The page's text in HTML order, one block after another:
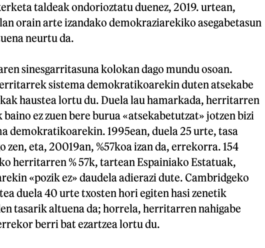
taldeak ondorioztatu duenez, 2019. urtean,
orain arte izandako demokraziarekiko asegabetasun
neurtu da.
sinesgarritasuna kolokan dago mundu osoan.
sistema demokratikoarekin duten atsekabe
haustea lortu du. Duela lau hamarkada, herritarren
baino ez zuen bere burua «atsekabetutzat» jotzen bizi
demokratikoarekin. 1995ean, duela 25 urte, tasa
zen, eta, 20019an, %57koa izan da, errekorra. 154
herritarren % 57k, tartean Espainiako Estatuak,
«pozik ez» daudela adierazi dute. Cambridgeko
duela 40 urte txosten hori egiten hasi zenetik
tasarik altuena da; horrela, herritarren nahigabe
berri bat ezartzea lortu du.